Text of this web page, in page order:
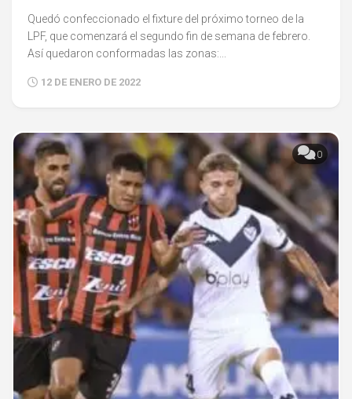
Quedó confeccionado el fixture del próximo torneo de la
LPF, que comenzará el segundo fin de semana de febrero.
Así quedaron conformadas las zonas:...
12 DE ENERO DE 2022
0